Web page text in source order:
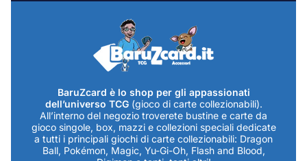
BaruZcard è lo shop per gli appassionati
dell’universo TCG (gioco di carte collezionabili).
All’interno del negozio troverete bustine e carte da
gioco singole, box, mazzi e collezioni speciali dedicate
a tutti i principali giochi di carte collezionabili: Dragon
Ball, Pokémon, Magic, Yu-Gi-Oh, Flash and Blood,